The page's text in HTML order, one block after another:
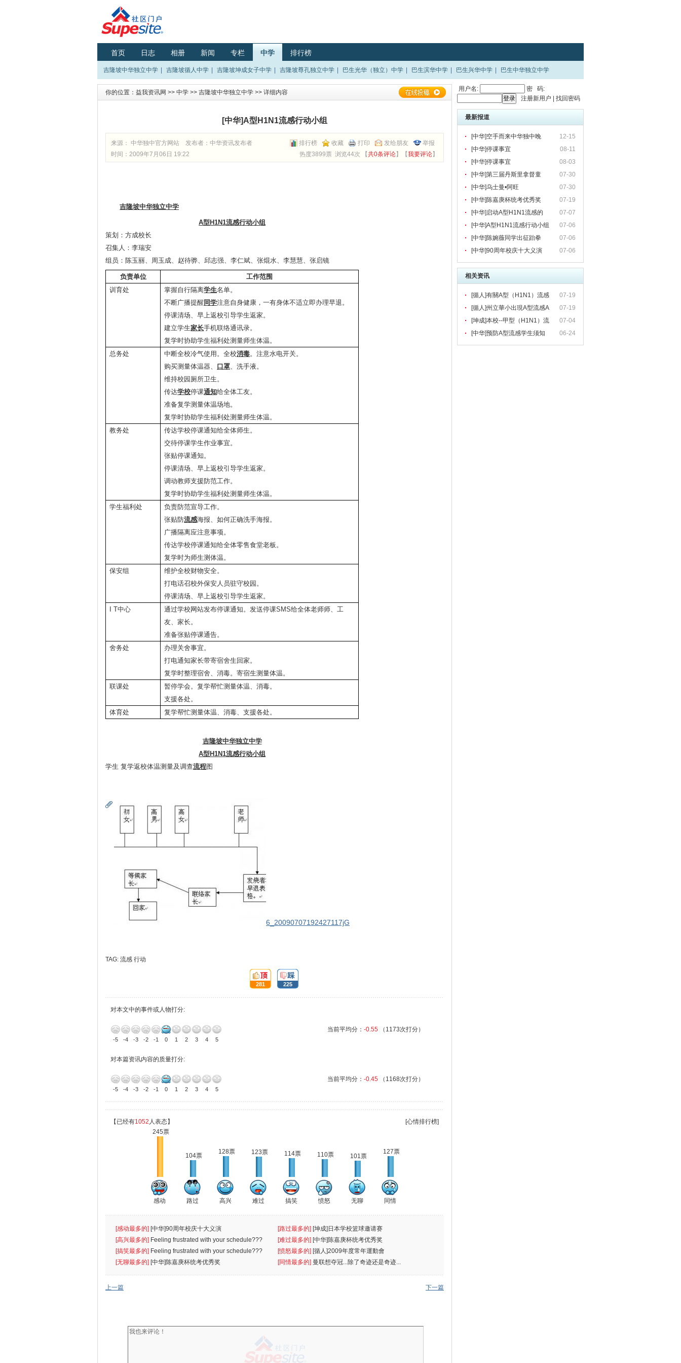
首页 日志 相册 新闻 专栏 中学 排行榜
吉隆坡中华独立中学 吉隆坡循人中学 吉隆坡坤成女子中学 吉隆坡尊孔独立中学 巴生光华（独立）中学 巴生滨华中学 巴生兴华中学 巴生中华独立中学
你的位置： 益我资讯网 >> 中学 >> 吉隆坡中华独立中学 >> 详细内容
[中华]A型H1N1流感行动小组
排行榜 收藏 打印 发给朋友 举报
来源： 中华独中官方网站 发布者： 中华资讯发布者
热度3899票 浏览44次 【共0条评论】【我要评论】
时间：2009年7月06日 19:22
吉隆坡中华独立中学
A型H1N1流感行动小组
策划：方成校长
召集人：李瑞安
组员：陈玉丽、周玉成、赵待骅、邱志强、李仁斌、张焜水、李慧慧、张启镜
负责单位
工作范围
训育处
掌握自行隔离学生名单。
不断广播提醒 同学注意自身健康，一有身体不适立即办理早退。
停课清场、早上返校引导学生返家。
建立学生家长手机联络通讯录。
复学时协助学生福利处测量师生体温。
总务处
中断全校冷气使用。全校消毒。注意水电开关。
购买测量体温器、 口罩、洗手液。
维持校园厕所卫生。
传达学校停课通知给全体工友。
准备复学测量体温场地。
复学时协助学生福利处测量师生体温。
教务处
传达学校停课通知给全体师生。
交待停课学生作业事宜。
张贴停课通知。
停课清场、早上返校引导学生返家。
调动教师支援防范工作。
复学时协助学生福利处测量师生体温。
学生福利处
负责防范宣导工作。
张贴防流感海报、如何正确洗手海报。
广播隔离应注意事项。
传达学校停课通知给全体零售食堂老板。
复学时为师生测体温。
保安组
维护全校财物安全。
打电话召校外保安人员驻守校园。
停课清场、早上返校引导学生返家。
I T中心
通过学校网站发布停课通知。发送停课SMS给全体老师师、工
友、家长。
准备张贴停课通告。
舍务处
办理关舍事宜。
打电通知家长带寄宿舍生回家。
复学时整理宿舍、消毒。寄宿生测量体温。
联课处
暂停学会。复学帮忙测量体温、消毒。
支援各处。
体育处
复学帮忙测量体温、消毒、支援各处。
吉隆坡中华独立中学
A型H1N1流感行动小组
学生 复学返校体温测量及调查流程图
6_20090707192427117jG
TAG: 流感 行动
顶:
281
踩:
225
对本文中的事件或人物打分:
-5 -4 -3 -2 -1 0 1 2 3 4 5
当前平均分： -0.55 （1173次打分）
对本篇资讯内容的质量打分:
-5 -4 -3 -2 -1 0 1 2 3 4 5
当前平均分： -0.45 （1168次打分）
[心情排行榜]
【已经有1052 人表态】
245票
感动
104票
路过
128票
高兴
123票
难过
114票
搞笑
110票
愤怒
101票
无聊
127票
同情
[感动最多的] [中华]90周年校庆十大义演 [路过最多的] [坤成]日本学校篮球邀请赛
[高兴最多的] Feeling frustrated with your schedule??? [难过最多的] [中华]陈嘉庚杯统考优秀奖
[搞笑最多的] Feeling frustrated with your schedule??? [愤怒最多的] [循人]2009年度常年運動會
[无聊最多的] [中华]陈嘉庚杯统考优秀奖 [同情最多的] 曼联想夺冠...除了奇迹还是奇迹...
上一篇 下一篇
用户名:
密 码:
注册新用户
找回密码
最新报道
12-15
[中华]空手而来中华独中晚
08-11
[中华]停课事宜
08-03
[中华]停课事宜
07-30
[中华]第三届丹斯里拿督童
07-30
[中华]乌士曼•阿旺
07-19
[中华]陈嘉庚杯统考优秀奖
07-07
[中华]启动A型H1N1流感的
07-06
[中华]A型H1N1流感行动小组
07-06
[中华]陈婉薇同学出征跆拳
07-06
[中华]90周年校庆十大义演
相关资讯
07-19
[循人]有關A型（H1N1）流感
應對措施事
07-19
[循人]州立華小出現A型流感A
(HINI)循中應對措施
07-04
[坤成]本校--甲型（H1N1）流
感防疫工作流程
06-24
[中华]预防A型流感学生须知